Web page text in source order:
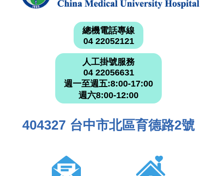
總機電話專線
04 22052121
人工掛號服務
04 22056631
週一至週五:8:00-17:00
週六8:00-12:00
404327 台中市北區育德路2號